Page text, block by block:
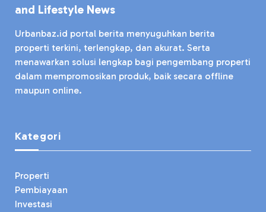
and Lifestyle News
Urbanbaz.id portal berita menyuguhkan berita
properti terkini, terlengkap, dan akurat. Serta
menawarkan solusi lengkap bagi pengembang properti
dalam mempromosikan produk, baik secara offline
maupun online.
Kategori
Properti
Pembiayaan
Investasi